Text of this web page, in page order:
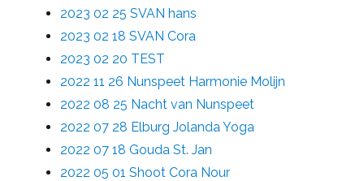
2023 02 25 SVAN hans
2023 02 18 SVAN Cora
2023 02 20 TEST
2022 11 26 Nunspeet Harmonie Molijn
2022 08 25 Nacht van Nunspeet
2022 07 28 Elburg Jolanda Yoga
2022 07 18 Gouda St. Jan
2022 05 01 Shoot Cora Nour